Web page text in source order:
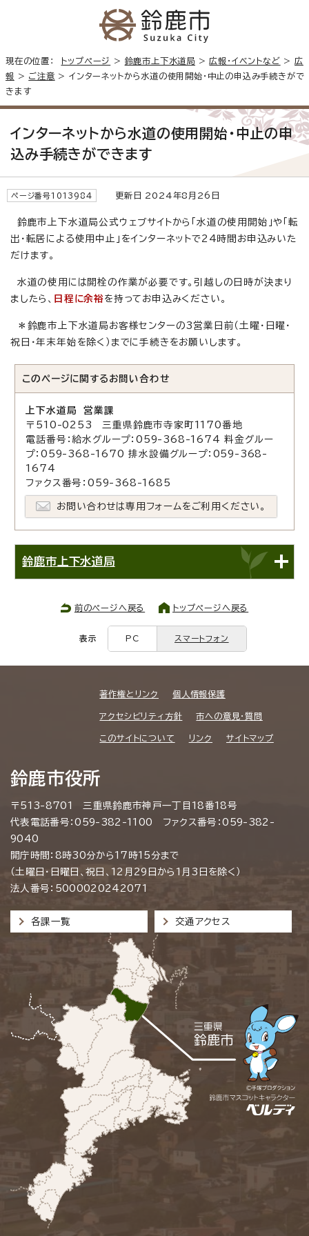
現在の位置： トップページ > 鈴鹿市上下水道局 >広報・イベントなど >広
報 > ご注意 > インターネットから水道の使用開始・中止の申込み手続きがで
きます
インターネットから水道の使用開始・中止の申
込み手続きができます
ページ番号1013984 更新日 2024年8月26日
鈴鹿市上下水道局公式ウェブサイトから「水道の使用開始」や「転
出・転居による使用中止」をインターネットで24時間お申込みいた
だけます。
水道の使用には開栓の作業が必要です。引越しの日時が決まり
ましたら、
日程に余裕を持ってお申込みください。
＊鈴鹿市上下水道局お客様センターの3営業日前（土曜・日曜・
祝日・年末年始を除く）までに手続きをお願いします。
このページに関する お問い合わせ
上下水道局 営業課
〒510-0253 三重県鈴鹿市寺家町1170番地
電話番号：給水グループ：059-368-1674 料金グルー
プ：059-368-1670 排水設備グループ：059-368-
1674
ファクス番号：059-368-1685
お問い合わせは専用フォームをご利用ください。
鈴鹿市上下水道局
前のページへ戻る トップページへ戻る
表示 PC スマートフォン
著作権とリンク 個人情報保護
アクセシビリティ方針 市への意見・質問
このサイトについて リンク サイトマップ
鈴鹿市役所
〒513-8701 三重県鈴鹿市神戸一丁目18番18号
代表電話番号：059-382-1100 ファクス番号：059-382-
9040
開庁時間：8時30分から17時15分まで
（土曜日・日曜日、祝日、12月29日から1月3日を除く）
法人番号：5000020242071
各課一覧 交通アクセス